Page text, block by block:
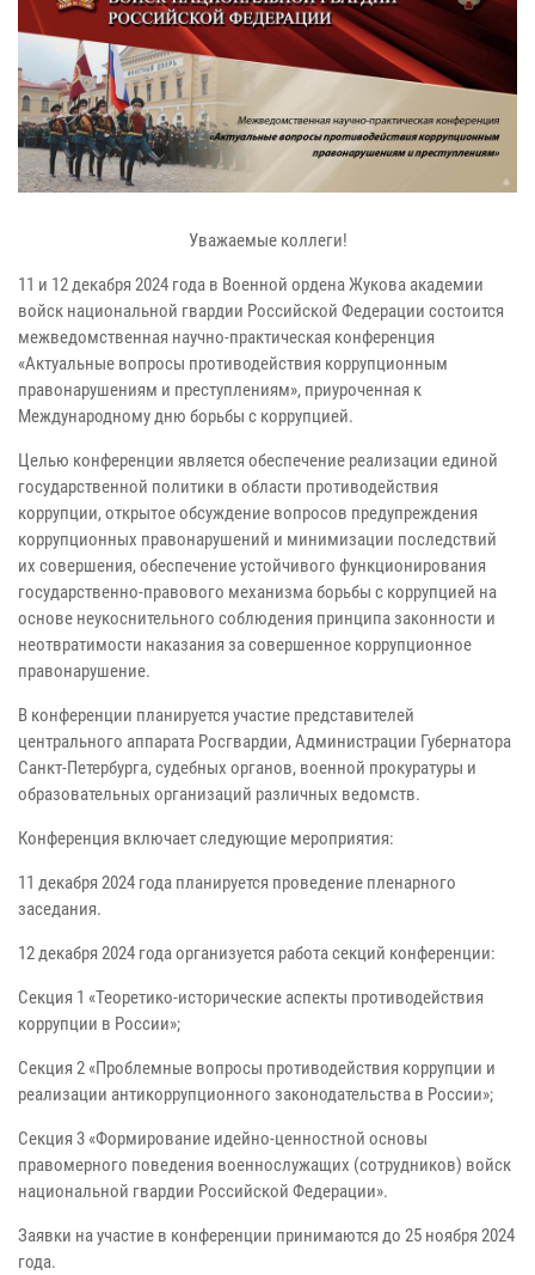
Уважаемые коллеги!
11 и 12 декабря 2024 года в Военной ордена Жукова академии
войск национальной гвардии Российской Федерации состоится
межведомственная научно-практическая конференция
«Актуальные вопросы противодействия коррупционным
правонарушениям и преступлениям», приуроченная к
Международному дню борьбы с коррупцией.
Целью конференции является обеспечение реализации единой
государственной политики в области противодействия
коррупции, открытое обсуждение вопросов предупреждения
коррупционных правонарушений и минимизации последствий
их совершения, обеспечение устойчивого функционирования
государственно-правового механизма борьбы с коррупцией на
основе неукоснительного соблюдения принципа законности и
неотвратимости наказания за совершенное коррупционное
правонарушение.
В конференции планируется участие представителей
центрального аппарата Росгвардии, Администрации Губернатора
Санкт-Петербурга, судебных органов, военной прокуратуры и
образовательных организаций различных ведомств.
Конференция включает следующие мероприятия:
11 декабря 2024 года планируется проведение пленарного
заседания.
12 декабря 2024 года организуется работа секций конференции:
Секция 1 «Теоретико-исторические аспекты противодействия
коррупции в России»;
Секция 2 «Проблемные вопросы противодействия коррупции и
реализации антикоррупционного законодательства в России»;
Секция 3 «Формирование идейно-ценностной основы
правомерного поведения военнослужащих (сотрудников) войск
национальной гвардии Российской Федерации».
Заявки на участие в конференции принимаются до 25 ноября 2024
года.